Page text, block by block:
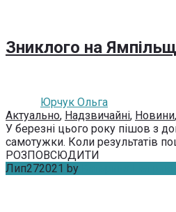
Зниклого на
Юрчук Ольга
Актуально, Надзвичайні, Новини,
У березні цього року пішов з
самотужки. Коли результатів
РОЗПОВСЮДИТИ
Лип272021 by